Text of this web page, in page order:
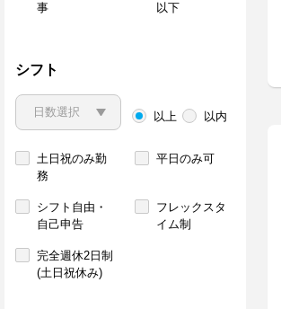
事
以下
シフト
以上 以内
土日祝のみ勤
務
平日のみ可
シフト自由・
自己申告
フレックスタ
イム制
完全週休2日制
(土日祝休み)